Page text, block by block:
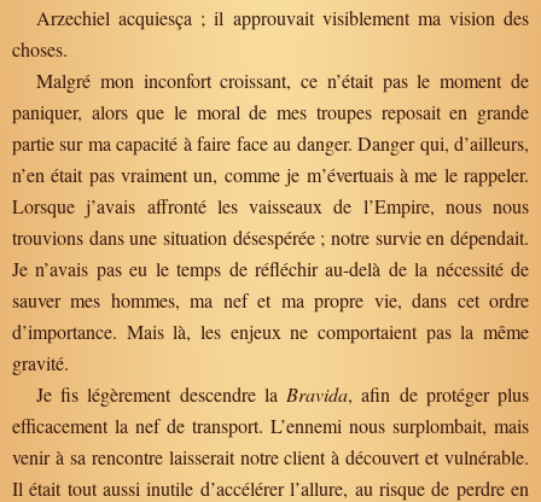
Arzechiel acquiesça ; il approuvait visiblement ma vision des
choses.
Malgré mon inconfort croissant, ce n’était pas le moment de
paniquer, alors que le moral de mes troupes reposait en grande
partie sur ma capacité à faire face au danger. Danger qui, d’ailleurs,
n’en était pas vraiment un, comme je m’évertuais à me le rappeler.
Lorsque j’avais affronté les vaisseaux de l’Empire, nous nous
trouvions dans une situation désespérée ; notre survie en dépendait.
Je n’avais pas eu le temps de réfléchir au-delà de la nécessité de
sauver mes hommes, ma nef et ma propre vie, dans cet ordre
d’importance. Mais là, les enjeux ne comportaient pas la même
gravité.
Je fis légèrement descendre la Bravida, afin de protéger plus
efficacement la nef de transport. L’ennemi nous surplombait, mais
venir à sa rencontre laisserait notre client à découvert et vulnérable.
Il était tout aussi inutile d’accélérer l’allure, au risque de perdre en